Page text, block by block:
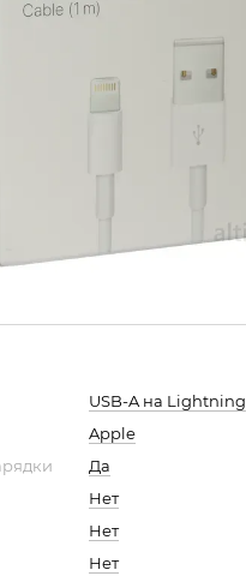
USB-A на Lightning
Apple
Да
Нет
Нет
Нет